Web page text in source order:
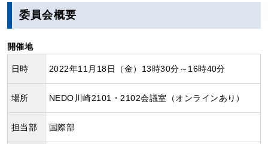
委員会概要
開催地
日時 2022年11月18日（金）13時30分～16時40分
場所 NEDO川崎2101・2102会議室（オンラインあり）
担当部 国際部